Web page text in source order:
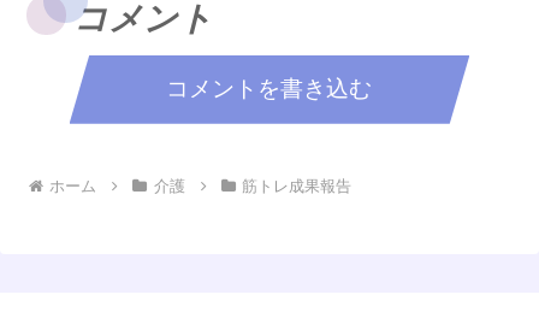
コメント
コメントを書き込む
ホーム 介護 筋トレ成果報告